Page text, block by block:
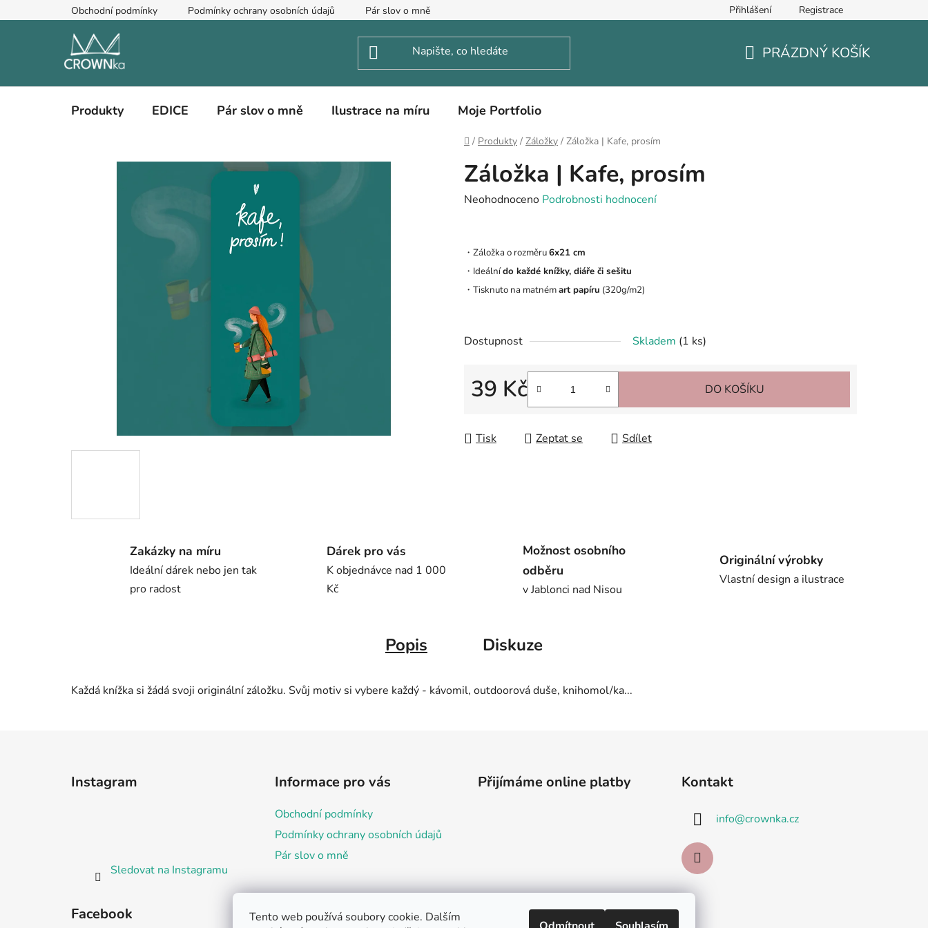
Tento web používá soubory cookie. Dalším
na
Obchodní podmínky Podmínky ochrany osobních údajů Pár slov o mně Přihlášení Registrace
PRÁZDNÝ KOŠÍK
Produkty EDICE Pár slov o mně Ilustrace na míru Moje Portfolio
Domů
/ Produkty / Záložky / Záložka | Kafe, prosím
Záložka | Kafe, prosím
Průměrné
je
0,0
z
Neohodnoceno Podrobnosti hodnocení
・Záložka o rozměru6x21 cm
・Ideálnído každé knížky, diáře či sešitu
・Tisknuto na matnémart papíru (320g/m2)
Dostupnost Skladem (1 ks)
39 Kč
Měrná cena:
DO KOŠÍKU
Tisk Zeptat se Sdílet
Zakázky na míru
Ideální dárek nebo jen tak
pro radost
Dárek pro vás
K objednávce nad 1 000
Kč
Možnost osobního
odběru
v Jablonci nad Nisou
Originální výrobky
Vlastní design a ilustrace
Popis Diskuze
Každá knížka si žádá svoji originální záložku. Svůj motiv si vybere každý - kávomil, outdoorová duše, knihomol/ka...
Instagram
Sledovat na Instagramu
Informace pro vás
Obchodní podmínky
Podmínky ochrany osobních údajů
Pár slov o mně
Přijímáme online platby Kontakt
info@crownka.cz
Facebook